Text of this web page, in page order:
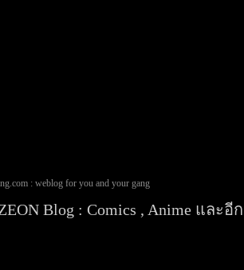
: weblog for you and your gang
Blog : Comics , Anime และอี